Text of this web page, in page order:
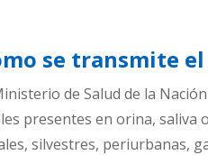
se transmite
de Salud de la
presentes en orina, saliva
silvestres, periurbanas,